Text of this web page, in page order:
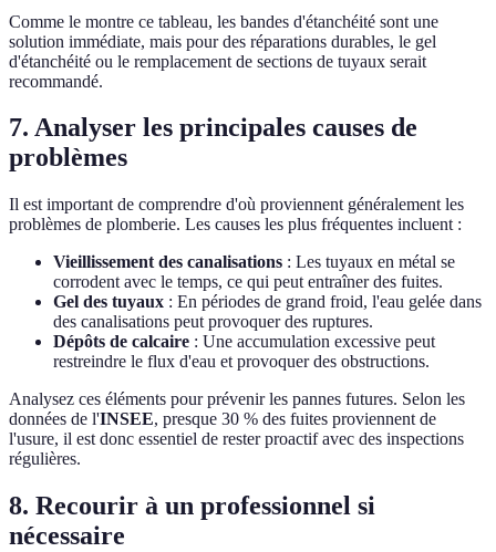
Comme le montre ce tableau, les bandes d'étanchéité sont une
solution immédiate, mais pour des réparations durables, le gel
d'étanchéité ou le remplacement de sections de tuyaux serait
recommandé.
7. Analyser les principales causes de
problèmes
Il est important de comprendre d'où proviennent généralement les
problèmes de plomberie. Les causes les plus fréquentes incluent :
Vieillissement des canalisations : Les tuyaux en métal se
corrodent avec le temps, ce qui peut entraîner des fuites.
Gel des tuyaux : En périodes de grand froid, l'eau gelée dans
des canalisations peut provoquer des ruptures.
Dépôts de calcaire : Une accumulation excessive peut
restreindre le flux d'eau et provoquer des obstructions.
Analysez ces éléments pour prévenir les pannes futures. Selon les
données de l'INSEE, presque 30 % des fuites proviennent de
l'usure, il est donc essentiel de rester proactif avec des inspections
régulières.
8. Recourir à un professionnel si
nécessaire